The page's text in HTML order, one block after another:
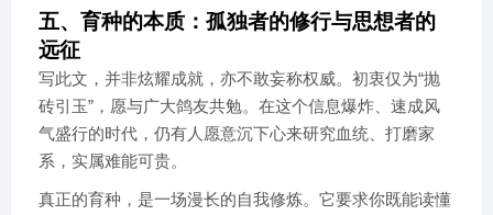
五、育种的本质：孤独者的修行与思想者的
远征
写此文，并非炫耀成就，亦不敢妄称权威。初衷仅为“抛
砖引玉”，愿与广大鸽友共勉。在这个信息爆炸、速成风
气盛行的时代，仍有人愿意沉下心来研究血统、打磨家
系，实属难能可贵。
真正的育种，是一场漫长的自我修炼。它要求你既能读懂